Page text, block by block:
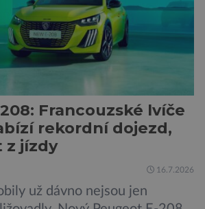
AI výrazně usnadnit
[…]
Francouzské lvíče
rekordní dojezd,
z jízdy
16.7.2026
už dávno nejsou jen